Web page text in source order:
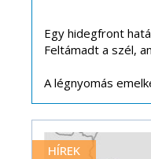
Egy hidegfront
Feltámadt a szél,
A légnyomás
HÍREK